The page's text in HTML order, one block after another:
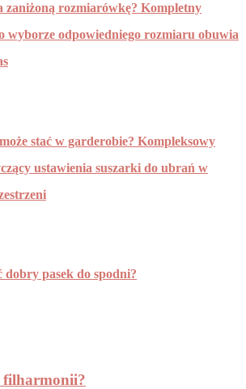
zaniżoną rozmiarówkę? Kompletny
wyborze odpowiedniego rozmiaru obuwia
stać w garderobie? Kompleksowy
ustawienia suszarki do ubrań w
dobry pasek do spodni?
filharmonii?